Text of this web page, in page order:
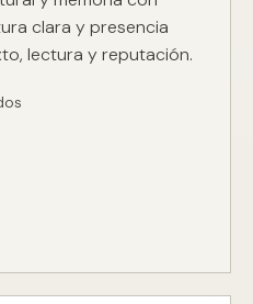
clara y presencia
lectura y reputación.